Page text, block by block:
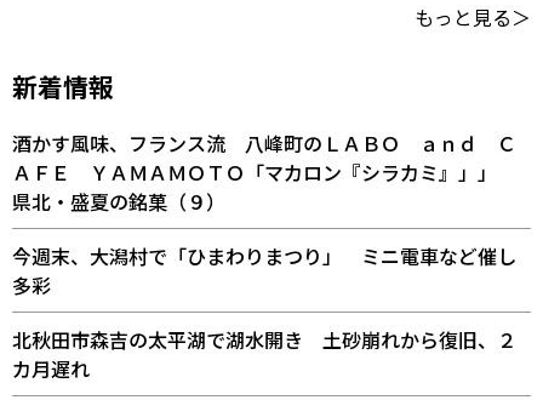
もっと見る＞
新着情報
酒かす風味、フランス流 八峰町のＬＡＢＯ ａｎｄ Ｃ
ＡＦＥ ＹＡＭＡＭＯＴＯ「マカロン『シラカミ』」」
県北・盛夏の銘菓（９）
今週末、大潟村で「ひまわりまつり」 ミニ電車など催し
多彩
北秋田市森吉の太平湖で湖水開き 土砂崩れから復旧、２
カ月遅れ